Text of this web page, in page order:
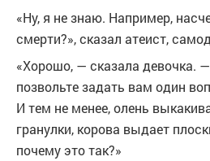
«Ну, я не знаю. Например,
смерти?», сказал атеист,
«Хорошо, — сказала девочка.
позвольте задать вам один
И тем не менее, олень
гранулки, корова выдает
почему это так?»